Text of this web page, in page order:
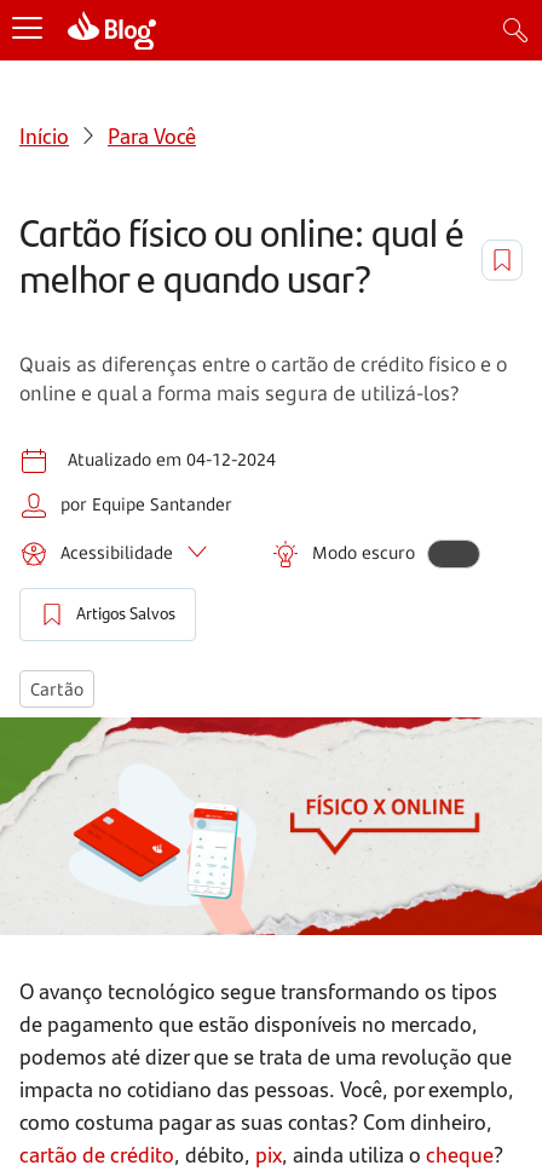
Início Para Você
Cartão físico ou online: qual é
melhor e quando usar?
Quais as diferenças entre o cartão de crédito físico e o
online e qual a forma mais segura de utilizá-los?
Atualizado em 04-12-2024
por Equipe Santander
Acessibilidade Modo escuro
Artigos Salvos
Cartão
O avanço tecnológico segue transformando os tipos
de pagamento que estão disponíveis no mercado,
podemos até dizer que se trata de uma revolução que
impacta no cotidiano das pessoas. Você, por exemplo,
como costuma pagar as suas contas? Com dinheiro,
cartão de crédito, débito, pix, ainda utiliza o cheque?